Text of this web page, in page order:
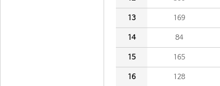
13 169
14 84
15 165
16 128